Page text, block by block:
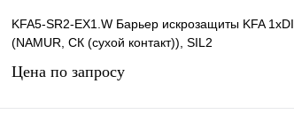
KFA5-SR2-EX1.W Барьер искрозащиты KFA 1хDI
(NAMUR, СК (сухой контакт)), SIL2
Цена по запросу